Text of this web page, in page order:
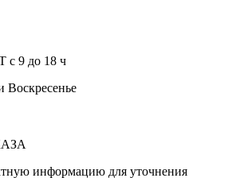
9 до 18 ч
Воскресенье
информацию для уточнения